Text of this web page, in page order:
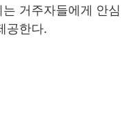
거주자들에게 안심
공한다.